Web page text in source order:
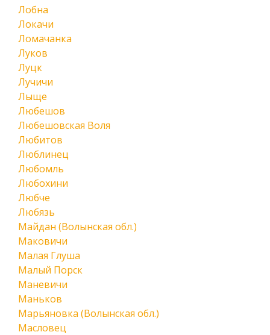
Лобна
Локачи
Ломачанка
Луков
Луцк
Лучичи
Лыще
Любешов
Любешовская Воля
Любитов
Люблинец
Любомль
Любохини
Любче
Любязь
Майдан (Волынская обл.)
Маковичи
Малая Глуша
Малый Порск
Маневичи
Маньков
Марьяновка (Волынская обл.)
Масловец